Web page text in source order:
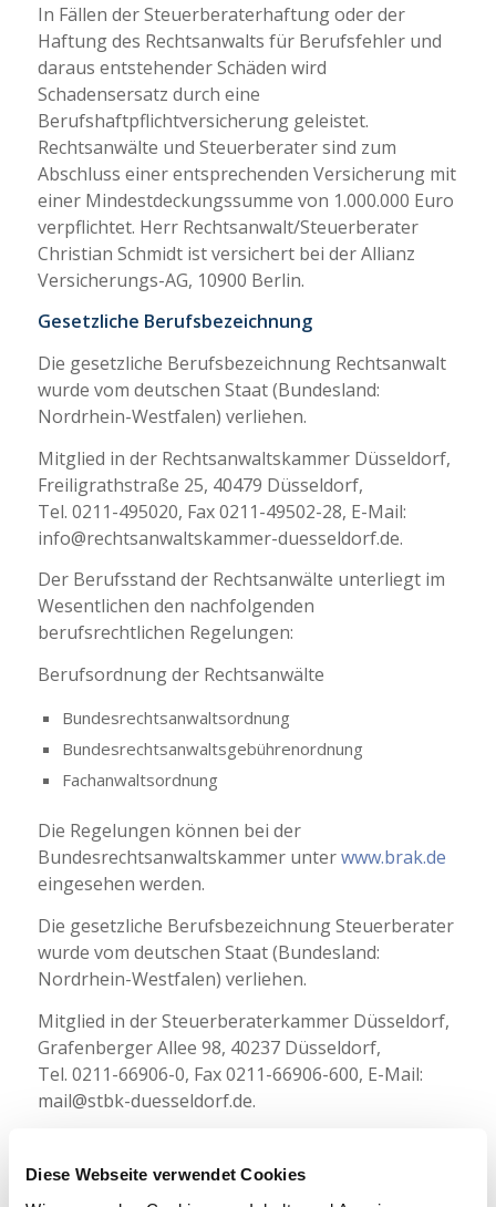
Diese Webseite verwendet Cookies
In Fällen der Steuerberaterhaftung oder der
Haftung des Rechtsanwalts für Berufsfehler und
daraus entstehender Schäden wird
Schadensersatz durch eine
Berufshaftpflichtversicherung geleistet.
Rechtsanwälte und Steuerberater sind zum
Abschluss einer entsprechenden Versicherung mit
einer Mindestdeckungssumme von 1.000.000 Euro
verpflichtet. Herr Rechtsanwalt/Steuerberater
Christian Schmidt ist versichert bei der Allianz
Versicherungs-AG, 10900 Berlin.
Gesetzliche Berufsbezeichnung
Die gesetzliche Berufsbezeichnung Rechtsanwalt
wurde vom deutschen Staat (Bundesland:
Nordrhein-Westfalen) verliehen.
Mitglied in der Rechtsanwaltskammer Düsseldorf,
Freiligrathstraße 25, 40479 Düsseldorf,
Tel. 0211-495020, Fax 0211-49502-28, E-Mail:
info@rechtsanwaltskammer-duesseldorf.de.
Der Berufsstand der Rechtsanwälte unterliegt im
Wesentlichen den nachfolgenden
berufsrechtlichen Regelungen:
Berufsordnung der Rechtsanwälte
Bundesrechtsanwaltsordnung
Bundesrechtsanwaltsgebührenordnung
Fachanwaltsordnung
Die Regelungen können bei der
Bundesrechtsanwaltskammer unterwww.brak.de
eingesehen werden.
Die gesetzliche Berufsbezeichnung Steuerberater
wurde vom deutschen Staat (Bundesland:
Nordrhein-Westfalen) verliehen.
Mitglied in der Steuerberaterkammer Düsseldorf,
Grafenberger Allee 98, 40237 Düsseldorf,
Tel. 0211-66906-0, Fax 0211-66906-600, E-Mail:
mail@stbk-duesseldorf.de.
Wesentlichen den nachfolgenden